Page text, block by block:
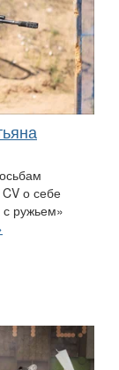
о себе
с ружьем»